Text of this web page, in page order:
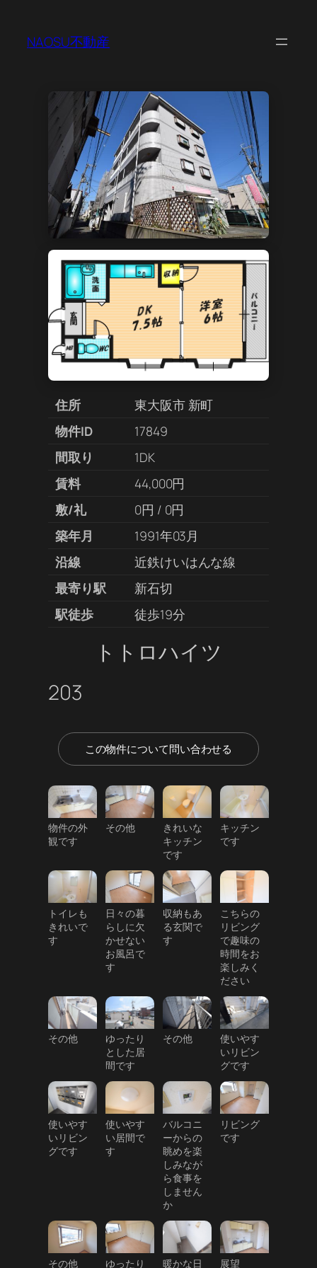
NAOSU不動産
住所
東大阪市 新町
物件ID
17849
間取り
1DK
賃料
44,000円
敷/礼
0円 / 0円
築年月
1991年03月
沿線
近鉄けいはんな線
最寄り駅
新石切
駅徒歩
徒歩19分
トトロハイツ
203
この物件について問い合わせる
物件の外
観です
その他
きれいな
キッチン
です
キッチン
です
トイレも
きれいで
す
日々の暮
らしに欠
かせない
お風呂で
す
収納もあ
る玄関で
す
こちらの
リビング
で趣味の
時間をお
楽しみく
ださい
その他
ゆったり
とした居
間です
その他
使いやす
いリビン
グです
使いやす
いリビン
グです
使いやす
い居間で
す
バルコニ
ーからの
眺めを楽
しみなが
ら食事を
しません
か
リビング
です
その他 ゆったり 暖かな日 展望